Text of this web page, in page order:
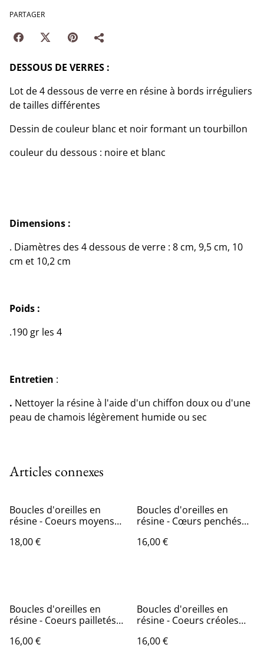
PARTAGER
DESSOUS DE VERRES :
Lot de 4 dessous de verre en résine à bords irréguliers
de tailles différentes
Dessin de couleur blanc et noir formant un tourbillon
couleur du dessous : noire et blanc
Dimensions :
. Diamètres des 4 dessous de verre : 8 cm, 9,5 cm, 10
cm et 10,2 cm
Poids :
.190 gr les 4
Entretien :
. Nettoyer la résine à l'aide d'un chiffon doux ou d'une
peau de chamois légèrement humide ou sec
Articles connexes
Boucles d'oreilles en
résine - Coeurs moyens
18,00 €
Boucles d'oreilles en
résine - Cœurs penchés
16,00 €
Boucles d'oreilles en
résine - Coeurs pailletés
16,00 €
Boucles d'oreilles en
résine - Coeurs créoles
16,00 €